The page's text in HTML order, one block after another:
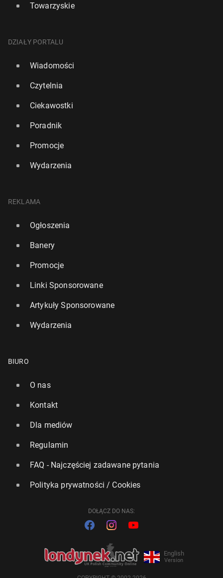
Towarzyskie
DZIAŁY PORTALU
Wiadomości
Czytelnia
Ciekawostki
Poradnik
Promocje
Wydarzenia
REKLAMA
Ogłoszenia
Banery
Promocje
Linki Sponsorowane
Artykuły Sponsorowane
Wydarzenia
BIURO
O nas
Kontakt
Dla mediów
Regulamin
FAQ - Najczęściej zadawane pytania
Polityka prywatności / Cookies
DOŁĄCZ DO NAS:
English
Version